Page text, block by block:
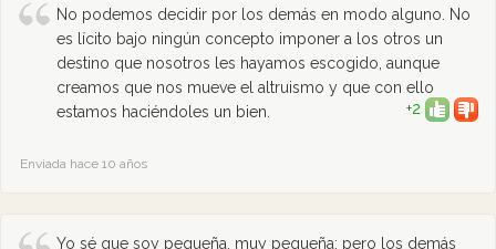
No podemos decidir por los demás en modo alguno. No
es lícito bajo ningún concepto imponer a los otros un
destino que nosotros les hayamos escogido, aunque
creamos que nos mueve el altruismo y que con ello
estamos haciéndoles un bien.
+2
Enviada hace 10 años
Yo sé que soy pequeña, muy pequeña; pero los demás